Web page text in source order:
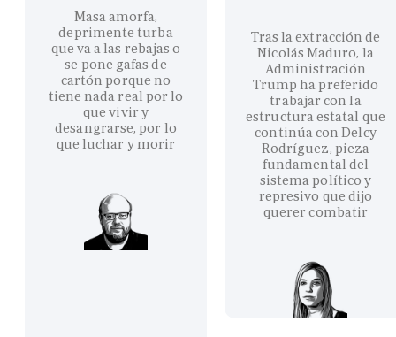
Masa amorfa,
deprimente turba
que va a las rebajas o
se pone gafas de
cartón porque no
tiene nada real por lo
que vivir y
desangrarse, por lo
que luchar y morir
Tras la extracción de
Nicolás Maduro, la
Administración
Trump ha preferido
trabajar con la
estructura estatal que
continúa con Delcy
Rodríguez, pieza
fundamental del
sistema político y
represivo que dijo
querer combatir